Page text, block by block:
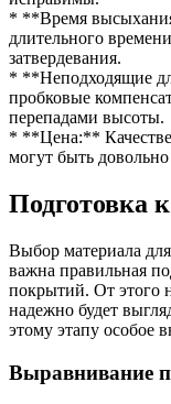
* **Время
длительного
затвердевания.
* **Неподходящие
пробковые
перепадами высоты.
* **Цена:**
могут быть
Подготовка
Выбор материала
важна правильная
покрытий. От этого
надежно будет
этому этапу особое
Выравнивание